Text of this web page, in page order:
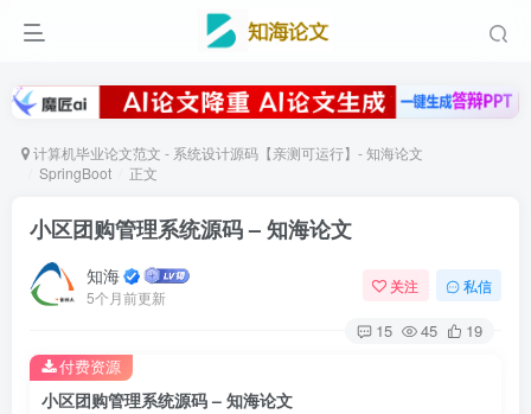
计算机毕业论文范文 - 系统设计源码【亲测可运行】- 知海论文
SpringBoot
正文
小区团购管理系统源码 – 知海论文
知海
5个月前更新
关注 私信
15 45 19
小区团购管理系统源码 – 知海论文
付费资源